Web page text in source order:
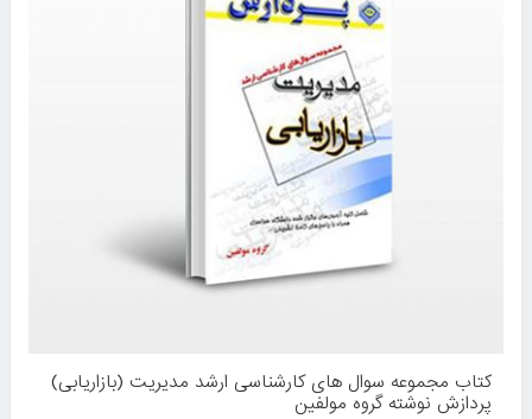
کتاب مجموعه سوال های کارشناسی ارشد مدیریت (بازاریابی)
پردازش نوشته گروه مولفین